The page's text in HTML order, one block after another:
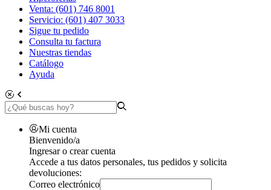
Venta: (601) 746 8001
Servicio: (601) 407 3033
Sigue tu pedido
Consulta tu factura
Nuestras tiendas
Catálogo
Ayuda
Mi cuenta
Bienvenido/a
Ingresar o crear cuenta
Accede a tus datos personales, tus pedidos y solicita
devoluciones:
Correo electrónico